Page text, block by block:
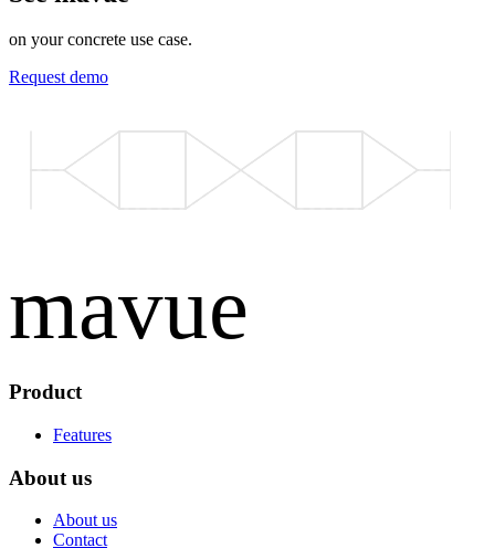
on your concrete use case.
Request demo
mavue
Product
Features
About us
About us
Contact